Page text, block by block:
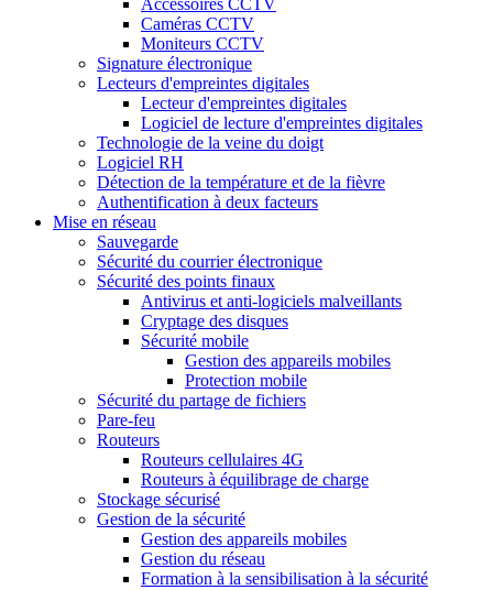
Accessoires CCTV
Caméras CCTV
Moniteurs CCTV
Signature électronique
Lecteurs d'empreintes digitales
Lecteur d'empreintes digitales
Logiciel de lecture d'empreintes digitales
Technologie de la veine du doigt
Logiciel RH
Détection de la température et de la fièvre
Authentification à deux facteurs
Mise en réseau
Sauvegarde
Sécurité du courrier électronique
Sécurité des points finaux
Antivirus et anti-logiciels malveillants
Cryptage des disques
Sécurité mobile
Gestion des appareils mobiles
Protection mobile
Sécurité du partage de fichiers
Pare-feu
Routeurs
Routeurs cellulaires 4G
Routeurs à équilibrage de charge
Stockage sécurisé
Gestion de la sécurité
Gestion des appareils mobiles
Gestion du réseau
Formation à la sensibilisation à la sécurité